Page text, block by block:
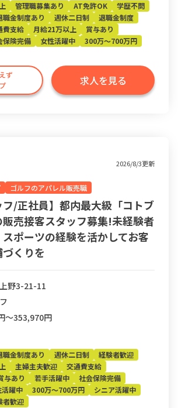
ず
求人を見る
管理職募集あり AT免許OK
学歴不問
職金制度あり 週休二日制
退職金制度
費支給 月給21万以上
賞与あり
保険完備 女性活躍中 300万～700万円
2026/8/3更新
ゴルフのアパレル販売職
フ/正社員】都内最大級「コトブ
売接客スタッフ募集!未経験者
ポーツの経験を活かしてお客
くりを
野3-21-11
〜353,970円
職金制度あり 週休二日制
経験者歓迎
主婦主夫歓迎
交通費支給
与あり 若手活躍中
社会保険完備
活躍中 300万～700万円
シニア活躍中
者歓迎